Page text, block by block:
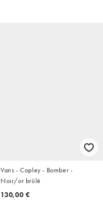
Vans - Copley - Bomber -
Noir/or brûlé
130,00 €